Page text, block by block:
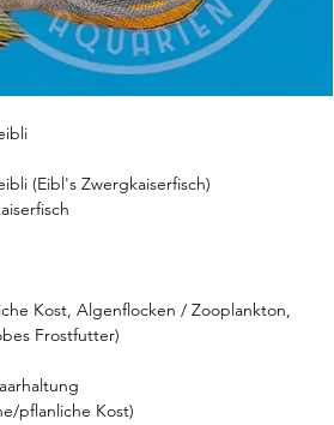
(Eibl's Zwergkaiserfisch)
Kost, Algenflocken / Zooplankton,
Frostfutter)
pflanliche Kost)